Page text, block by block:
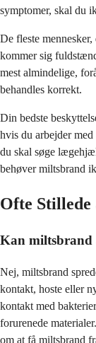
symptomer, skal du
De fleste
kommer sig
mest almindelige,
behandles korrekt.
Din bedste
hvis du arbejder
du skal søge
behøver miltsbrand
Ofte
Kan miltsbrand
Nej, miltsbrand
kontakt, hoste eller
kontakt med
forurenede
om at få miltsbrand